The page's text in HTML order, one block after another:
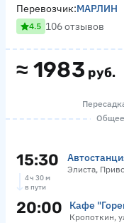
≈ 1983 руб.
Перевозчик:МАРЛИН
4.5 106 отзывов
Общее
15:30 Элиста,
4 ч 30 м
в пути
20:00 Кафе
Кропоткин,